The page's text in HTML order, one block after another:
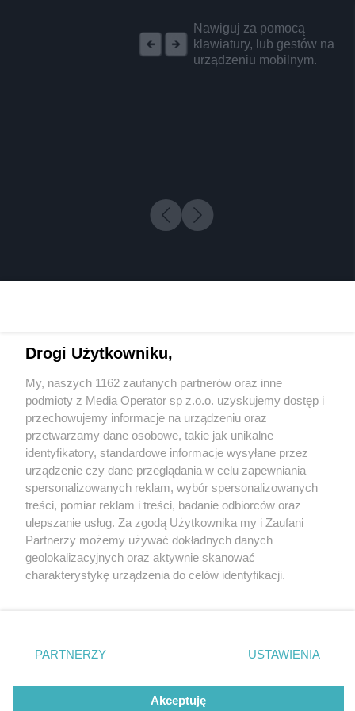
Nawiguj za pomocą
klawiatury, lub gestów na
urządzeniu mobilnym.
3 / 0
Wydawca mediów lokalnych
Nie zapomnij
zapoznać się z:
polityką prywatności regulamin korzystania z portali
Twojemiasto
Piekary Śląskie
Chorzów
Tarnowskie Góry
Gliwice
Skontakuj sięz nami
Kontakt
Wydawca
Redakcja
Drogi Użytkowniku,
My, naszych 1162 zaufanych partnerów oraz inne
podmioty z Media Operator sp z.o.o. uzyskujemy dostęp i
przechowujemy informacje na urządzeniu oraz
przetwarzamy dane osobowe, takie jak unikalne
identyfikatory, standardowe informacje wysyłane przez
urządzenie czy dane przeglądania w celu zapewniania
spersonalizowanych reklam, wybór spersonalizowanych
treści, pomiar reklam i treści, badanie odbiorców oraz
ulepszanie usług. Za zgodą Użytkownika my i Zaufani
Partnerzy możemy używać dokładnych danych
geolokalizacyjnych oraz aktywnie skanować
charakterystykę urządzenia do celów identyfikacji.
zmienić/wycofać klikając przycisk ustawień prywatności
znajdujący się w lewym dolnym rogu strony
rodzaje przetwarzania danych nie wymagają zgody
użytkownika, ale masz prawo sprzeciwić się takiemu
PARTNERZY USTAWIENIA
Akceptuję